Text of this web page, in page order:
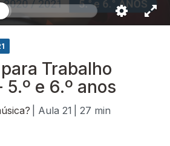
Trabalho
e 6.º anos
| Aula 21
| 27 min